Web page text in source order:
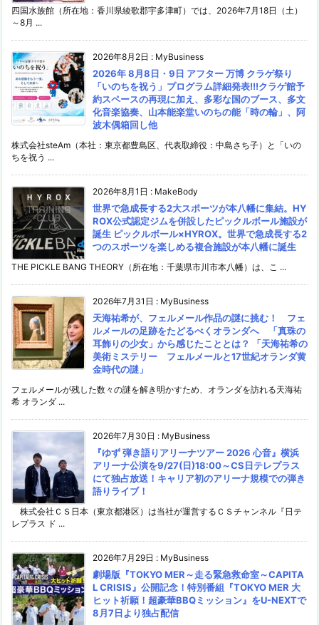
四国水族館（所在地：香川県綾歌郡宇多津町）では、2026年7月18日（土）
～8月 ...
2026年8月2日 : MyBusiness
2026年 8月8日・9日 アフター 万博 クラゲ祭り
「いのちを祝う」プログラム詳細発表!!!クラゲ館予
約スペースの再現に加え、多彩な国のブース、多文
化音楽協奏、山本能楽堂いのちの能「時の輪」、阿
波木偶箱回し他
株式会社steAm（本社：東京都豊島区、代表取締役：中島さち子）と「いの
ちを祝う ...
2026年8月1日 : MakeBody
世界で急成長する2大スポーツが本八幡に集結。HY
ROX公式認定ジムを併設したピックルボール施設が
誕生 ピックルボール×HYROX。世界で急成長する2
つのスポーツを楽しめる複合施設が本八幡に誕生
THE PICKLE BANG THEORY（所在地：千葉県市川市本八幡）は、こ ...
2026年7月31日 : MyBusiness
天海祐希が、フェルメール作品の謎に挑む！ フェ
ルメールの足跡をたどるべくオランダへ 「真珠の
耳飾りの少女」から感じたこととは？ 「天海祐希の
美術ミステリー フェルメールと17世紀オランダ黄
金時代の謎」
フェルメールが残した数々の謎を解き明かすため、オランダを訪れる天海祐
希 オランダ ...
2026年7月30日 : MyBusiness
『ゆず 弾き語りアリーナツアー 2026 心音』横浜
アリーナ公演を9/27(日)18:00～CS日テレプラス
にて独占放送！キャリア初のアリーナ規模での弾き
語りライブ！
株式会社ＣＳ日本（東京都港区）は当社が運営するＣＳチャンネル『日テ
レプラス ド ...
2026年7月29日 : MyBusiness
劇場版『TOKYO MER～走る緊急救命室～CAPITA
L CRISIS』公開記念！特別番組『TOKYO MER 大
ヒット祈願！超豪華BBQミッション』をU-NEXTで
8月7日より独占配信